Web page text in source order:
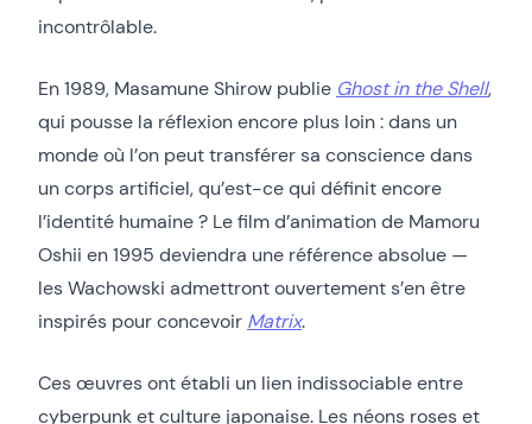
incontrôlable.
En 1989, Masamune Shirow publie Ghost in the Shell,
qui pousse la réflexion encore plus loin : dans un
monde où l’on peut transférer sa conscience dans
un corps artificiel, qu’est-ce qui définit encore
l’identité humaine ? Le film d’animation de Mamoru
Oshii en 1995 deviendra une référence absolue —
les Wachowski admettront ouvertement s’en être
inspirés pour concevoir Matrix.
Ces œuvres ont établi un lien indissociable entre
cyberpunk et culture japonaise. Les néons roses et